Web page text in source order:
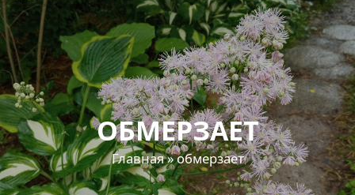
ОБМЕРЗАЕТ
Главная»обмерзает